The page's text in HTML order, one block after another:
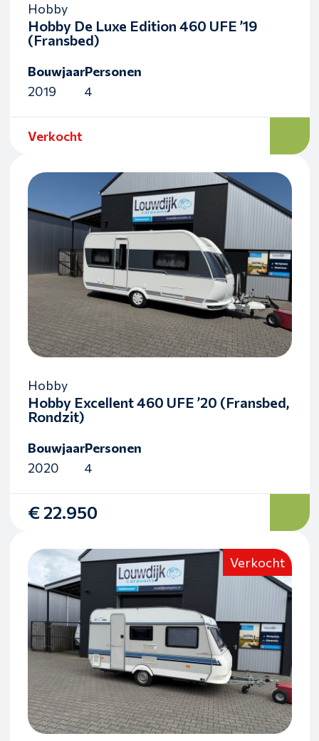
Hobby
Hobby De Luxe Edition 460 UFE ’19
(Fransbed)
Bouwjaar
2019
Personen
4
Verkocht
Hobby
Hobby Excellent 460 UFE ’20 (Fransbed,
Rondzit)
Bouwjaar
2020
Personen
4
€ 22.950
Verkocht